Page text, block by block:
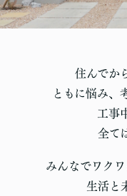
住んでか
ともに悩み、
工事
全て
みんなでワク
生活と